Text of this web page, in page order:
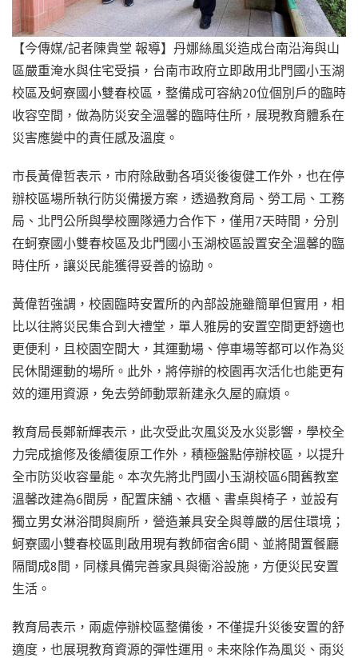
【今傳媒/記者陳貴堂 報導】丹娜絲風災造成台南沿海與山
區嚴重淹水與住宅受損，台南市政府立即啟用北門國小玉湖
校區及蚵寮國小雙春校區，整備成可容納20位個別戶的臨時
收容空間，做為防災安全溫馨的臨時住所，展現教育體系在
災害應變中的責任感及溫度。
市長黃偉哲表示，市府除啟動各項災後復健工作外，也在停
辦校區場所執行防災備援方案，透過教育局、勞工局、工務
局、北門公所與學校團隊通力合作下，僅用7天時間，分別
在蚵寮國小雙春校區及北門國小玉湖校區設置安全溫馨的臨
時住所，讓災民能獲得妥善的協助。
黃偉哲強調，校園臨時安置所的內部設施雖簡單但實用，相
比以往將災民集合到大禮堂，單人雅房的安置空間更舒適也
更便利，且校園空間大，其運動場、停車場等都可以作為災
民休閒運動的場所。此外，將停辦的校園再次活化也能更有
效的運用資源，免去勞師動眾新建永久屋的麻煩。
教育局長鄭新輝表示，此次受此次風災及水災影響，學校全
力完成搶修及後續復原工作外，積極盤點停辦校區，以提升
全市防災收容量能。本次先將北門國小玉湖校區6間舊教室
溫馨改建為6間房，配置床舖、衣櫃、書桌與椅子，並設有
獨立男女淋浴間與廁所，營造兼具安全與尊嚴的居住環境；
蚵寮國小雙春校區則啟用現有教師宿舍6間、並將閒置餐廳
隔間成8間，同樣具備完善家具與衛浴設施，方便災民安置
生活。
教育局表示，兩處停辦校區整備後，不僅提升災後安置的舒
適度，也展現教育資源的彈性運用。未來除作為風災、雨災